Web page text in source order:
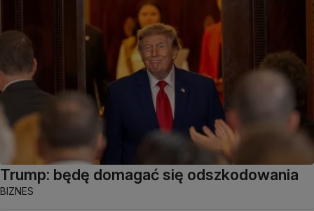
Trump: będę domagać się odszkodowania
BIZNES